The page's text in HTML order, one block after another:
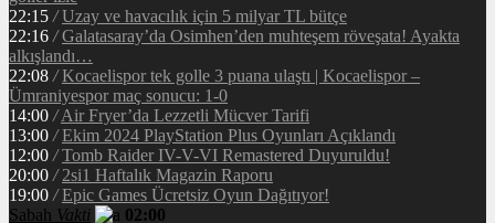
22:15 / Uzay ve havacılık için 5 milyar TL bütçe
22:16 / Galatasaray’da Osimhen’den muhteşem röveşata! Ayakta
alkışlandı…
22:08 / Kocaelispor tek golle 3 puana ulaştı | Kocaelispor –
Ümraniyespor maç sonucu: 1-0
14:00 / Air Fryer’da Lezzetli Mücver Tarifi
13:00 / Ekim 2024 PlayStation Plus Oyunları Açıklandı
12:00 / Tomb Raider IV-V-VI Remastered Duyuruldu!
20:00 / 2si1 Haftalık Magazin Raporu
19:00 / Epic Games Ücretsiz Oyun Dağıtıyor!
Sabah Vakti
02:00